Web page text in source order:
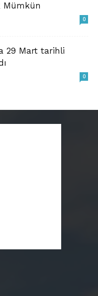
Mümkün
0
29 Mart tarihli
0